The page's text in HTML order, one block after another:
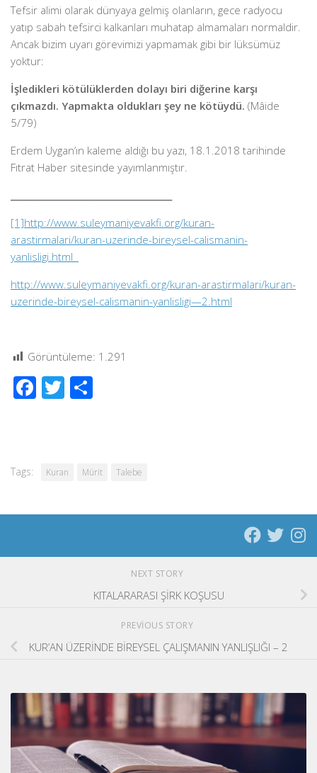
Tefsir alimi olarak dünyaya gelmiş olanların, gece radyocu
yatıp sabah tefsirci kalkanları muhatap almamaları normaldir.
Ancak bizim uyarı görevimizi yapmamak gibi bir lüksümüz
yoktur:
İşledikleri kötülüklerden dolayı biri diğerine karşı
çıkmazdı. Yapmakta oldukları şey ne kötüydü. (Mâide
5/79)
Erdem Uygan’ın kaleme aldığı bu yazı, 18.1.2018 tarihinde
Fıtrat Haber sitesinde yayımlanmıştır.
[1]http://www.suleymaniyevakfi.org/kuran-
arastirmalari/kuran-uzerinde-bireysel-calismanin-
yanlisligi.html
http://www.suleymaniyevakfi.org/kuran-arastirmalari/kuran-
uzerinde-bireysel-calismanin-yanlisligi—2.html
Görüntüleme: 1.291
Facebook
Twitter
Tags: Kuran Mürit Talebe
NEXT STORY
KITALARARASI ŞİRK KOŞUSU
PREVIOUS STORY
KUR’AN ÜZERİNDE BİREYSEL ÇALIŞMANIN YANLIŞLIĞI – 2